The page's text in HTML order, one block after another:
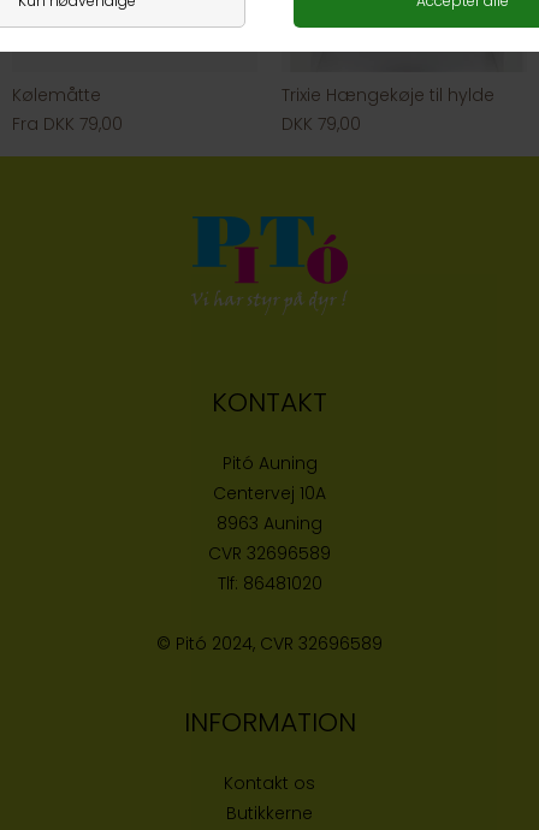
Kølemåtte
Fra DKK 79,00
Trixie Hængekøje til hylde
DKK 79,00
KONTAKT
Pitó Auning
Centervej 10A
8963 Auning
CVR 32696589
Tlf: 86481020
© Pitó 2024, CVR 32696589
INFORMATION
Kontakt os
Butikkerne